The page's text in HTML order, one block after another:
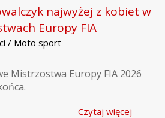
najwyżej z kobiet w
Europy FIA
/ Moto sport
Mistrzostwa Europy FIA 2026
Czytaj więcej